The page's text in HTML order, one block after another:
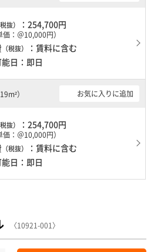
税抜） ：254,700円
価：＠10,000円）
（税抜）
：賃料に含む
能日：即日
） お気に入りに追加
税抜） ：254,700円
価：＠10,000円）
（税抜）
：賃料に含む
能日：即日
〈10921-001〉